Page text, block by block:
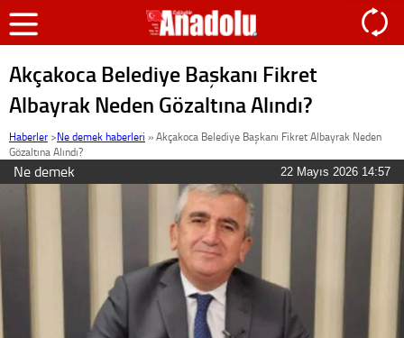
Akçakoca Belediye Başkanı Fikret
Albayrak Neden Gözaltına Alındı?
Haberler >Ne demek haberleri »Akçakoca Belediye Başkanı Fikret Albayrak Neden
Gözaltına Alındı?
Ne demek 22 Mayıs 2026 14:57